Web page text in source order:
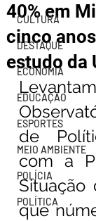
CULTURA
DESTAQUE
ECONOMIA
EDUCAÇÃO
ESPORTES
MEIO AMBIENTE
POLÍCIA
POLÍTICA
40% em
cinco
estudo da
de
com a
Situação
que